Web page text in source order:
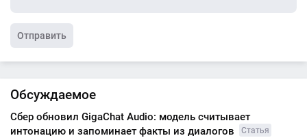
Отправить
Обсуждаемое
Сбер обновил GigaChat Audio: модель считывает
интонацию и запоминает факты из диалогов
Статья